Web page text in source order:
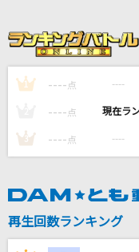
On My Way [オン
Alan Walker, Sabrina
服を着て、恋したい
いぎなり東北産
六ノ輪
限界バトル
JAM Project
1 ---- 点 ----
---- 点 ----
3 ---- 点 ----
再生回数ランキング